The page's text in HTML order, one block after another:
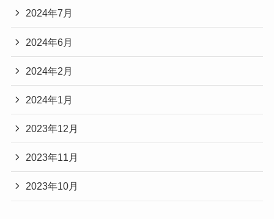
2024年7月
2024年6月
2024年2月
2024年1月
2023年12月
2023年11月
2023年10月